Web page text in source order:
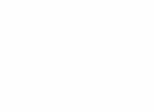
材と3Dパターン＆